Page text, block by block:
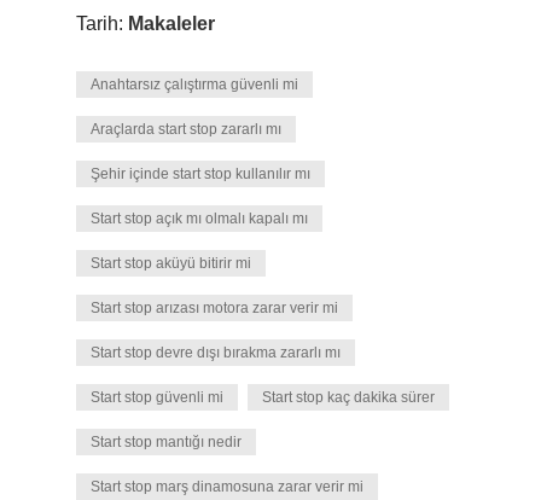
Tarih: Makaleler
Anahtarsız çalıştırma güvenli mi
Araçlarda start stop zararlı mı
Şehir içinde start stop kullanılır mı
Start stop açık mı olmalı kapalı mı
Start stop aküyü bitirir mi
Start stop arızası motora zarar verir mi
Start stop devre dışı bırakma zararlı mı
Start stop güvenli mi Start stop kaç dakika sürer
Start stop mantığı nedir
Start stop marş dinamosuna zarar verir mi